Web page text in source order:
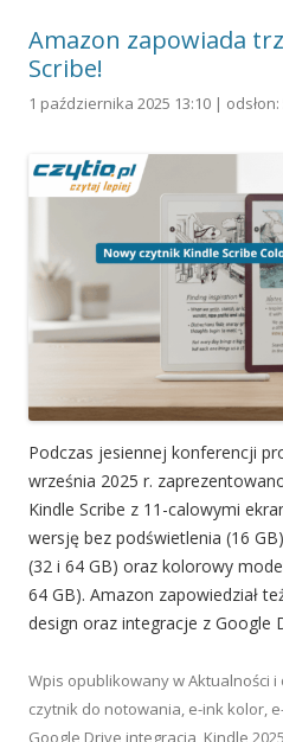
Amazon zapowiada
Scribe!
1 października 2025 13:10 | odsłon:
Podczas jesiennej konferencji
września 2025 r.
Kindle Scribe z 11-calowymi
wersję bez podświetlenia (16
(32 i 64 GB) oraz kolorowy
64 GB). Amazon zapowiedział
design oraz integracje z Google
Wpis opublikowany wAktualności i
czytnik do notowania, e-ink kolor,
Google Drive integracja Kindle 2025